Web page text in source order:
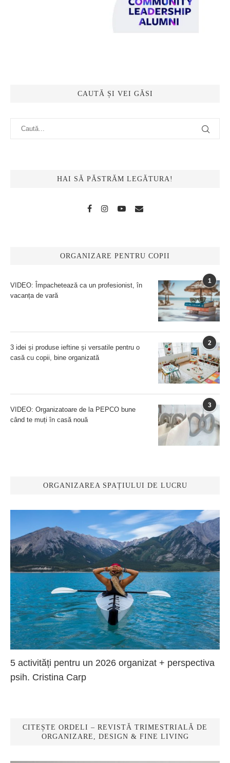
CAUTĂ ȘI VEI GĂSI
HAI SĂ PĂSTRĂM LEGĂTURA!
ORGANIZARE PENTRU COPII
1
VIDEO: Împachetează ca un profesionist, în
vacanța de vară
2
3 idei și produse ieftine și versatile pentru o
casă cu copii, bine organizată
3
VIDEO: Organizatoare de la PEPCO bune
când te muți în casă nouă
ORGANIZAREA SPAȚIULUI DE LUCRU
5 activități pentru un 2026 organizat + perspectiva
psih. Cristina Carp
CITEȘTE ORDELI – REVISTĂ TRIMESTRIALĂ DE
ORGANIZARE, DESIGN & FINE LIVING